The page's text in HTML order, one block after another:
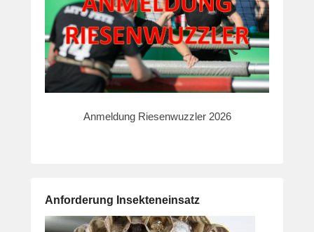
Anmeldung Riesenwuzzler 2026
Anforderung Insekteneinsatz